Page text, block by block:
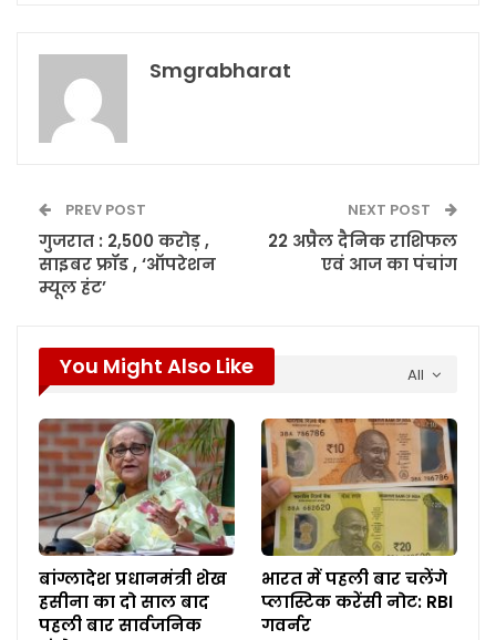
Smgrabharat
PREV POST
गुजरात : 2,500 करोड़ ,
साइबर फ्रॉड , ‘ऑपरेशन
म्यूल हंट’
NEXT POST
22 अप्रैल दैनिक राशिफल
एवं आज का पंचांग
All
You Might Also Like
बांग्लादेश प्रधानमंत्री शेख
हसीना का दो साल बाद
पहली बार सार्वजनिक
भारत में पहली बार चलेंगे
प्लास्टिक करेंसी नोट: RBI
गवर्नर